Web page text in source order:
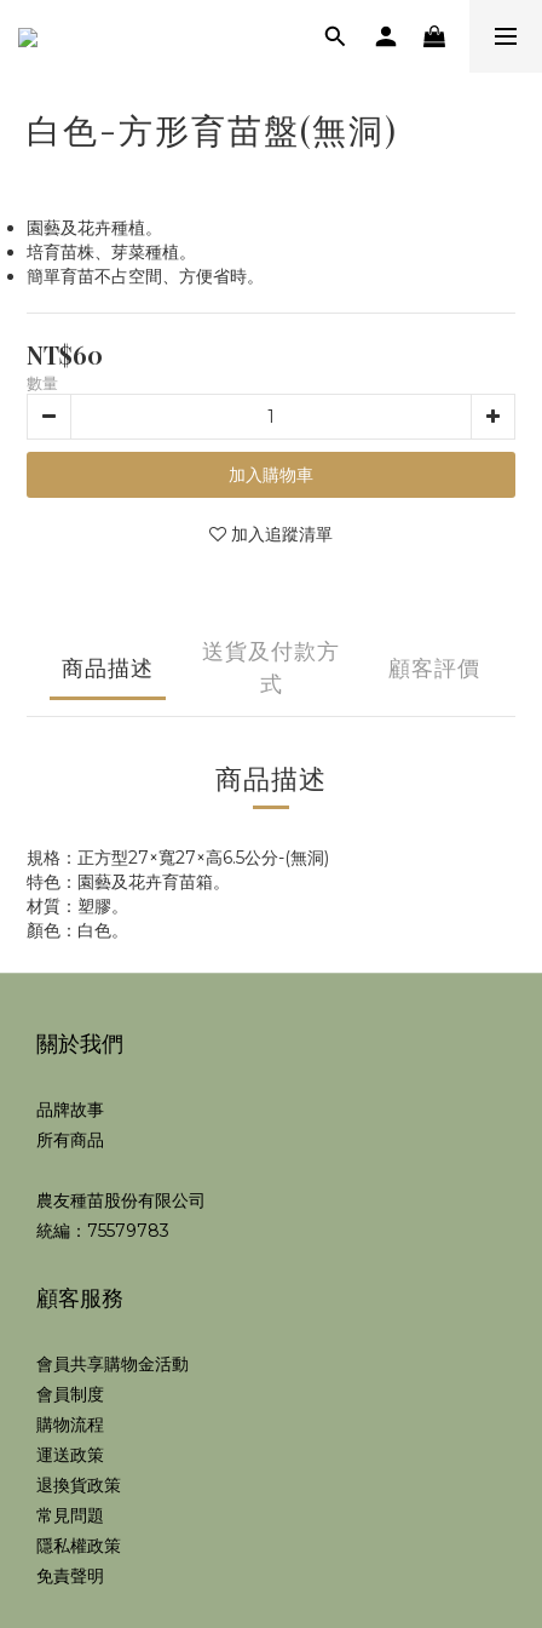
白色-方形育苗盤(無洞)
園藝及花卉種植。
培育苗株、芽菜種植。
簡單育苗不占空間、方便省時。
NT$60
數量
加入購物車
加入追蹤清單
商品描述
送貨及付款方
式
顧客評價
商品描述
規格：正方型27×寬27×高6.5公分-(無洞)
特色：園藝及花卉育苗箱。
材質：塑膠。
顏色：白色。
關於我們
品牌故事
所有商品
農友種苗股份有限公司
統編：75579783
顧客服務
會員共享購物金活動
會員制度
購物流程
運送政策
退換貨政策
常見問題
隱私權政策
免責聲明